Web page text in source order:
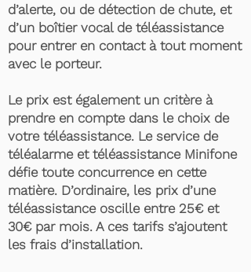
d’alerte, ou de détection de chute, et
d’un boîtier vocal de téléassistance
pour entrer en contact à tout moment
avec le porteur.
Le prix est également un critère à
prendre en compte dans le choix de
votre téléassistance. Le service de
téléalarme et téléassistance Minifone
défie toute concurrence en cette
matière. D’ordinaire, les prix d’une
téléassistance oscille entre 25€ et
30€ par mois. A ces tarifs s’ajoutent
les frais d’installation.